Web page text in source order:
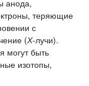
анода,
теряющие
с
(Х-лучи).
могут быть
изотопы,